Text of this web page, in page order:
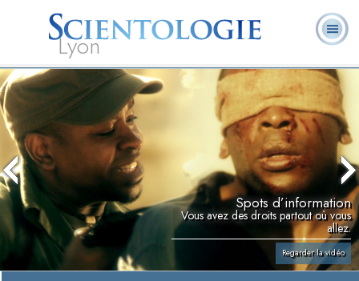
Lyon
L. Ron Hubbard
Qu’est-ce que la
Scientologie ?
Ministres
volontaires
Foire aux
questions
Livres
Spots d’information
Vous avez des droits partout où vous
allez.
Regarder la vidéo